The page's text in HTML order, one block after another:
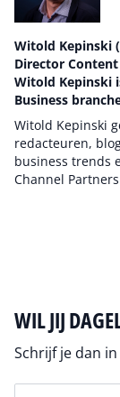
Witold Kepinski
Director
Witold Kepinski
Business
Witold Kepinski
redacteuren,
business trends
Channel
WIL JIJ
Schrijf je dan